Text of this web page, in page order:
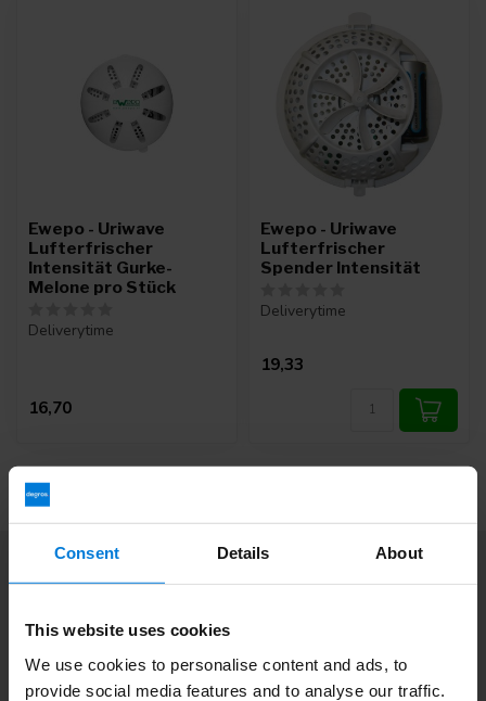
Consent Details About
This website uses cookies
We use cookies to personalise content and ads, to
provide social media features and to analyse our traffic.
Ewepo - Uriwave
Lufterfrischer
Intensität Gurke-
Melone pro Stück
Deliverytime
16,70
Ewepo - Uriwave
Lufterfrischer
Spender Intensität
Deliverytime
19,33